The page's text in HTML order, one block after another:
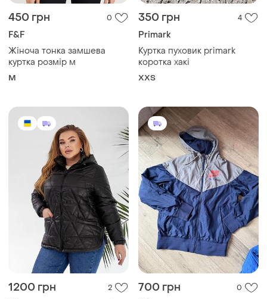
M XХS
1200 грн 2
Жіноча куртка весна-осінь
до 60 розміру
і ще 5
700 грн 0
Nike
Куртка nike, худі, жакет,
кофта, спортивний одяг